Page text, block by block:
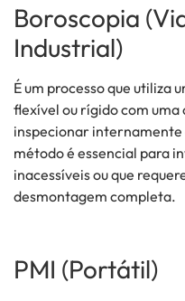
Boroscopia
Industrial)
É um processo que utiliza
flexível ou rígido com
inspecionar internamente
método é essencial para
inacessíveis ou que
desmontagem completa.
PMI (Portátil)